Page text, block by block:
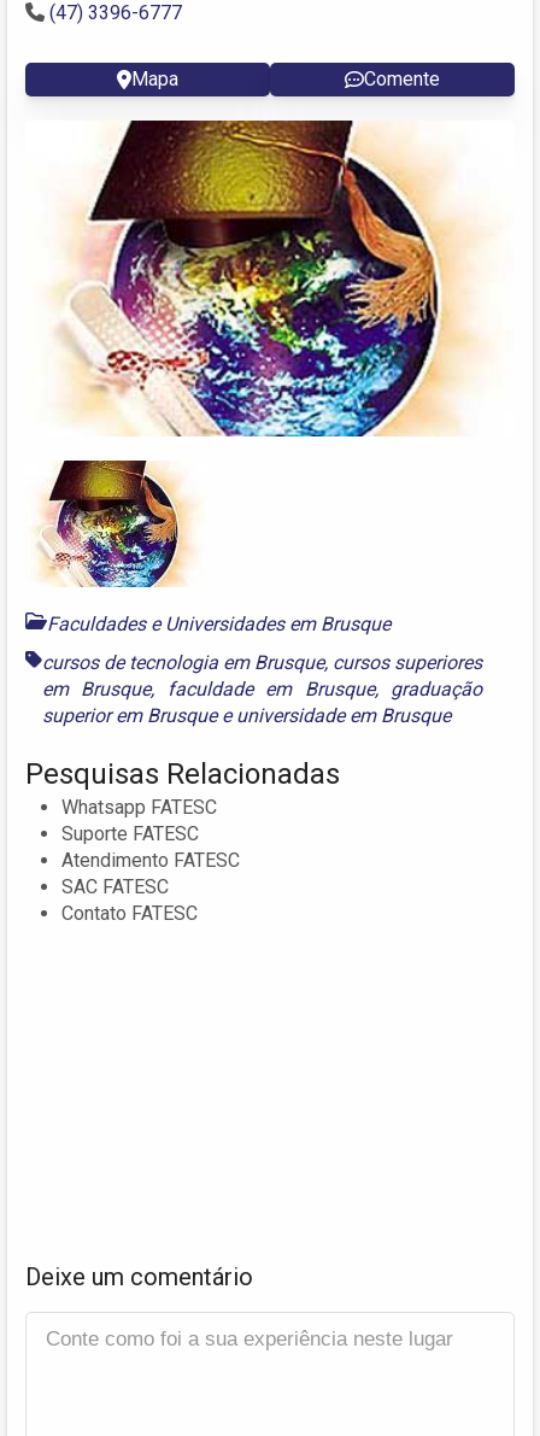
(47) 3396-6777
Mapa Comente
Faculdades e Universidades em Brusque
cursos de tecnologia em Brusque, cursos superiores
em Brusque, faculdade em Brusque, graduação
superior em Brusqueeuniversidade em Brusque
Pesquisas Relacionadas
Whatsapp FATESC
Suporte FATESC
Atendimento FATESC
SAC FATESC
Contato FATESC
Deixe um comentário